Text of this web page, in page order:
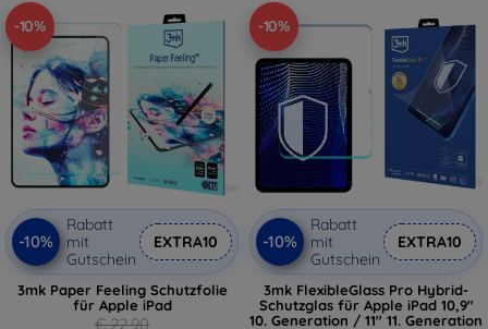
-10%
-10%
Rabatt
mit
Gutschein
EXTRA10
3mk Paper Feeling Schutzfolie
für Apple iPad
€ 22,90
-10%
-10%
Rabatt
mit
Gutschein
EXTRA10
3mk FlexibleGlass Pro Hybrid-
Schutzglas für Apple iPad 10,9"
10. Generation / 11" 11. Generation